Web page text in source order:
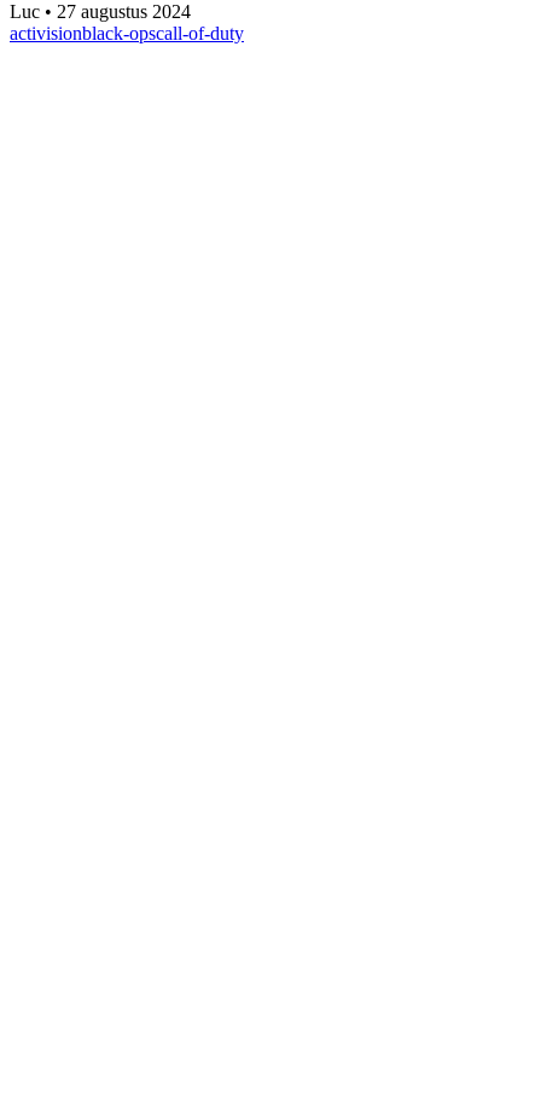
Luc • 27 augustus 2024
activisionblack-opscall-of-duty